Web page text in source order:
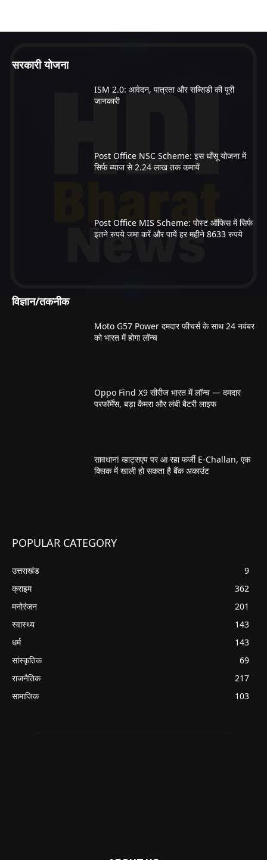
सरकारी योजना
ISM 2.0: आवेदन, पात्रता और सब्सिडी की पूरी
जानकारी
Post Office NSC Scheme: इस धाँसू योजना में
सिर्फ ब्याज से 2.24 लाख तक कमायें
Post Office MIS Scheme: पोस्ट ऑफिस में सिर्फ
इतने रुपये जमा करें और पायें हर महीने 8633 रुपये
विज्ञान/तकनीक
Moto G57 Power दमदार फीचर्स के साथ 24 नवंबर
को भारत में होगा लॉन्च
Oppo Find X9 सीरीज भारत में लॉन्च — दमदार
परफॉर्मेंस, बड़ा कैमरा और लंबी बैटरी लाइफ
सावधान! व्हाट्सएप पर आ रहा फर्जी E-Challan, एक
क्लिक में खाली हो सकता है बैंक अकाउंट
POPULAR CATEGORY
उत्तराखंड
9
क्राइम
362
मनोरंजन
201
स्वास्थ्य
143
धर्म
143
सांस्कृतिक
69
राजनैतिक
217
सामाजिक
103